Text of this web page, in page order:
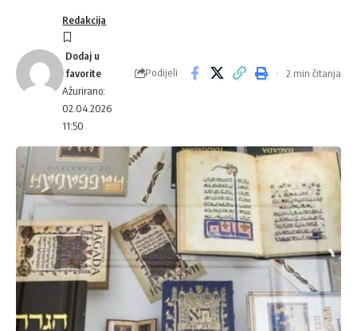
Ažurirano:
02.04.2026
11:50
Redakcija
Podijeli 2 min čitanja